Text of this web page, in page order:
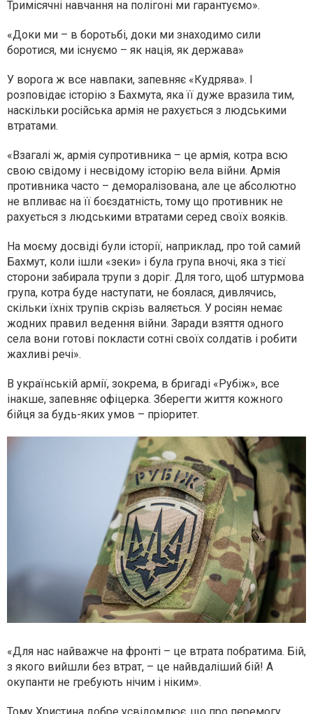
Тримісячні навчання на полігоні ми гарантуємо».
«Доки ми – в боротьбі, доки ми знаходимо сили
боротися, ми існуємо – як нація, як держава»
У ворога ж все навпаки, запевняє «Кудрява». І
розповідає історію з Бахмута, яка її дуже вразила тим,
наскільки російська армія не рахується з людськими
втратами.
«Взагалі ж, армія супротивника – це армія, котра всю
свою свідому і несвідому історію вела війни. Армія
противника часто – деморалізована, але це абсолютно
не впливає на її боєздатність, тому що противник не
рахується з людськими втратами серед своїх вояків.
На моєму досвіді були історії, наприклад, про той самий
Бахмут, коли ішли «зеки» і була група вночі, яка з тієї
сторони забирала трупи з доріг. Для того, щоб штурмова
група, котра буде наступати, не боялася, дивлячись,
скільки їхніх трупів скрізь валяється. У росіян немає
жодних правил ведення війни. Заради взяття одного
села вони готові покласти сотні своїх солдатів і робити
жахливі речі».
В українській армії, зокрема, в бригаді «Рубіж», все
інакше, запевняє офіцерка. Зберегти життя кожного
бійця за будь-яких умов – пріоритет.
«Для нас найважче на фронті – це втрата побратима. Бій,
з якого вийшли без втрат, – це найвдаліший бій! А
окупанти не гребують нічим і ніким».